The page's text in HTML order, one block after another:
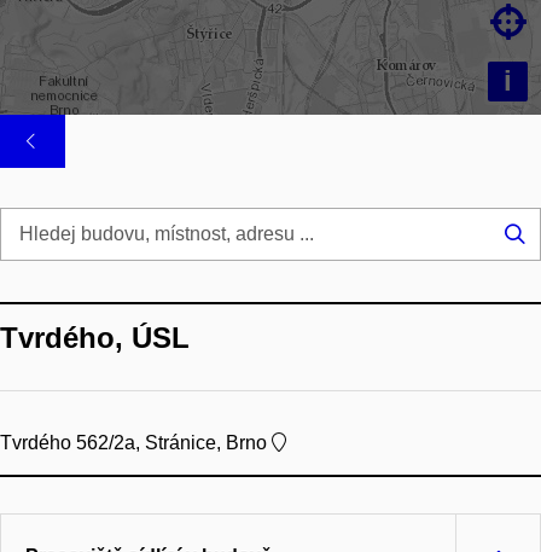
i

Tvrdého, ÚSL
Tvrdého 562/2a, Stránice, Brno